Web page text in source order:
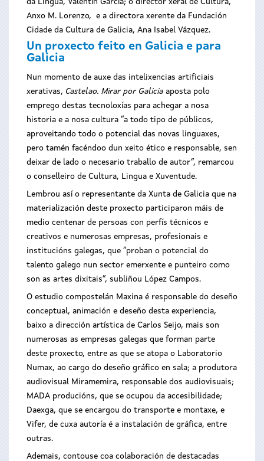
da Lingua, Valentín García; o director xeral de Cultura,
Anxo M. Lorenzo, e a directora xerente da Fundación
Cidade da Cultura de Galicia, Ana Isabel Vázquez.
Un proxecto feito en Galicia e para
Galicia
Nun momento de auxe das intelixencias artificiais
xerativas, Castelao. Mirar por Galicia aposta polo
emprego destas tecnoloxías para achegar a nosa
historia e a nosa cultura “a todo tipo de públicos,
aproveitando todo o potencial das novas linguaxes,
pero tamén facéndoo dun xeito ético e responsable, sen
deixar de lado o necesario traballo de autor”, remarcou
o conselleiro de Cultura, Lingua e Xuventude.
Lembrou así o representante da Xunta de Galicia que na
materialización deste proxecto participaron máis de
medio centenar de persoas con perfís técnicos e
creativos e numerosas empresas, profesionais e
institucións galegas, que “proban o potencial do
talento galego nun sector emerxente e punteiro como
son as artes dixitais”, subliñou López Campos.
O estudio compostelán Maxina é responsable do deseño
conceptual, animación e deseño desta experiencia,
baixo a dirección artística de Carlos Seijo, mais son
numerosas as empresas galegas que forman parte
deste proxecto, entre as que se atopa o Laboratorio
Numax, ao cargo do deseño gráfico en sala; a produtora
audiovisual Miramemira, responsable dos audiovisuais;
MADA producións, que se ocupou da accesibilidade;
Daexga, que se encargou do transporte e montaxe, e
Vifer, de cuxa autoría é a instalación de gráfica, entre
outras.
Ademais, contouse coa colaboración de destacadas